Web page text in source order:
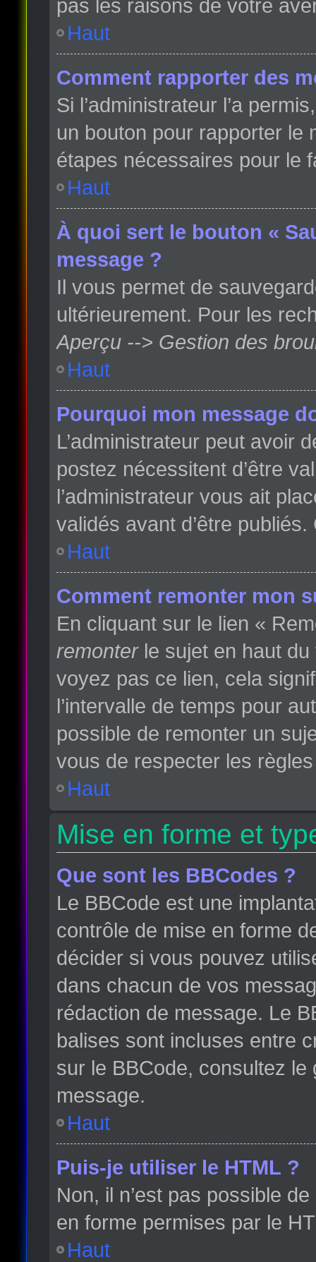
pas les raisons de votre
Haut
Comment rapporter des
Si l’administrateur l’a
un bouton pour rapporter le
étapes nécessaires pour le
Haut
À quoi sert le bouton «
message ?
Il vous permet de
ultérieurement. Pour les
Aperçu --> Gestion des
Haut
Pourquoi mon message
L’administrateur peut avoir
postez nécessitent d’être
l’administrateur vous ait
validés avant d’être
Haut
Comment remonter mon
En cliquant sur le lien «
remonterle sujet en haut du
voyez pas ce lien, cela
l’intervalle de temps pour
possible de remonter un
vous de respecter les
Haut
Mise en forme et
Que sont les BBCodes ?
Le BBCode est une
contrôle de mise en forme
décider si vous pouvez
dans chacun de vos
rédaction de message. Le
balises sont incluses entre
sur le BBCode, consultez
message.
Haut
Puis-je utiliser le HTML ?
Non, il n’est pas possible
en forme permises par le
Haut